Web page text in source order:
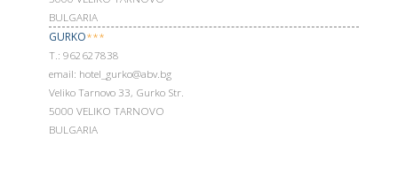
BULGARIA
GURKO***
Т.: 962627838
email: hotel_gurko@abv.bg
Veliko Tarnovo 33, Gurko Str.
5000 VELIKO TARNOVO
BULGARIA